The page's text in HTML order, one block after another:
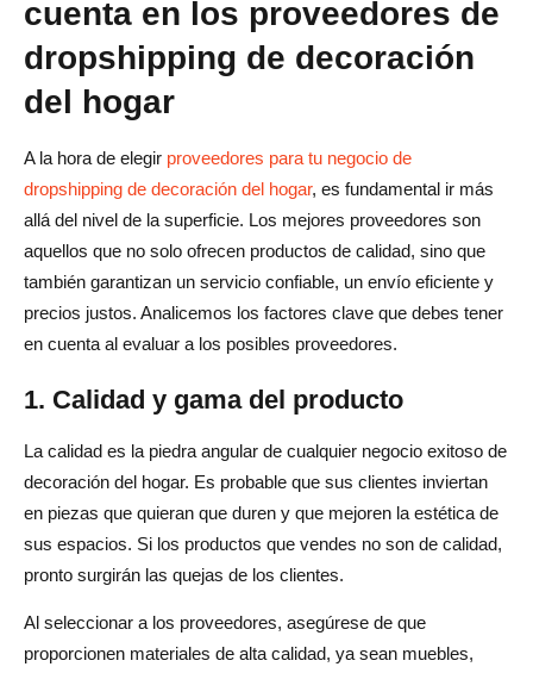
cuenta en los proveedores de
dropshipping de decoración
del hogar
A la hora de elegir proveedores para tu negocio de
dropshipping de decoración del hogar, es fundamental ir más
allá del nivel de la superficie. Los mejores proveedores son
aquellos que no solo ofrecen productos de calidad, sino que
también garantizan un servicio confiable, un envío eficiente y
precios justos. Analicemos los factores clave que debes tener
en cuenta al evaluar a los posibles proveedores.
1. Calidad y gama del producto
La calidad es la piedra angular de cualquier negocio exitoso de
decoración del hogar. Es probable que sus clientes inviertan
en piezas que quieran que duren y que mejoren la estética de
sus espacios. Si los productos que vendes no son de calidad,
pronto surgirán las quejas de los clientes.
Al seleccionar a los proveedores, asegúrese de que
proporcionen materiales de alta calidad, ya sean muebles,